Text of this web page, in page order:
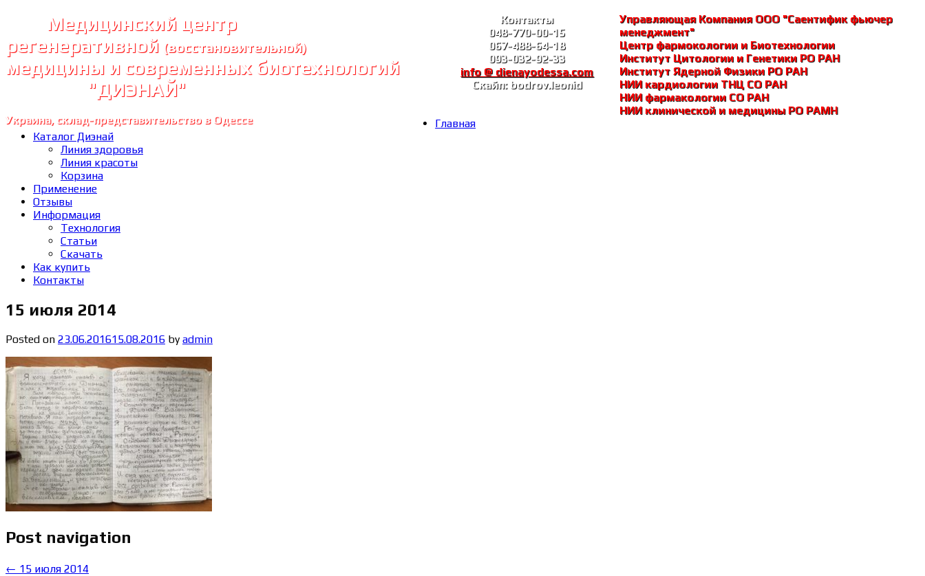
Медицинский центр
регенеративной (восстановительной)
медицины и современных биотехнологий
"ДИЭНАЙ"
Украина, склад-представительство в Одессе
Контакты
048-770-00-15
067-488-64-18
093-032-92-33
info @ dienayodessa.com
Скайп: bodrov.leonid
Управляющая Компания ООО "Саентифик фьючер
менеджмент"
Центр фармокологии и Биотехнологии
Институт Цитологии и Генетики РО РАH
Институт Ядерной Физики РО РАH
НИИ кардиологии ТНЦ СО РАH
НИИ фармакологии СО РАH
НИИ клинической и медицины РО РАМH
Главная
Каталог Диэнай
Линия здоровья
Линия красоты
Корзина
Применение
Отзывы
Информация
Технология
Статьи
Скачать
Как купить
Контакты
15 июля 2014
Posted on 23.06.201615.08.2016 byadmin
Post navigation
← 15 июля 2014